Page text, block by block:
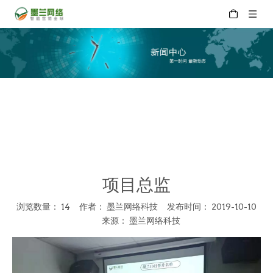
项目总监
浏览数量： 14 作者： 墨兰网络科技 发布时间： 2019-10-10
来源： 墨兰网络科技
["wechat","weibo","qzone","douban","email"]